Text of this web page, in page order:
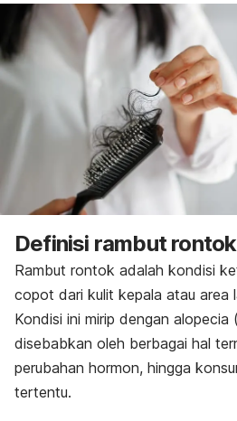
Definisi rambut rontok
Rambut rontok adalah kondisi
copot dari kulit kepala atau area
Kondisi ini mirip dengan
disebabkan oleh berbagai hal
perubahan hormon, hingga
tertentu.